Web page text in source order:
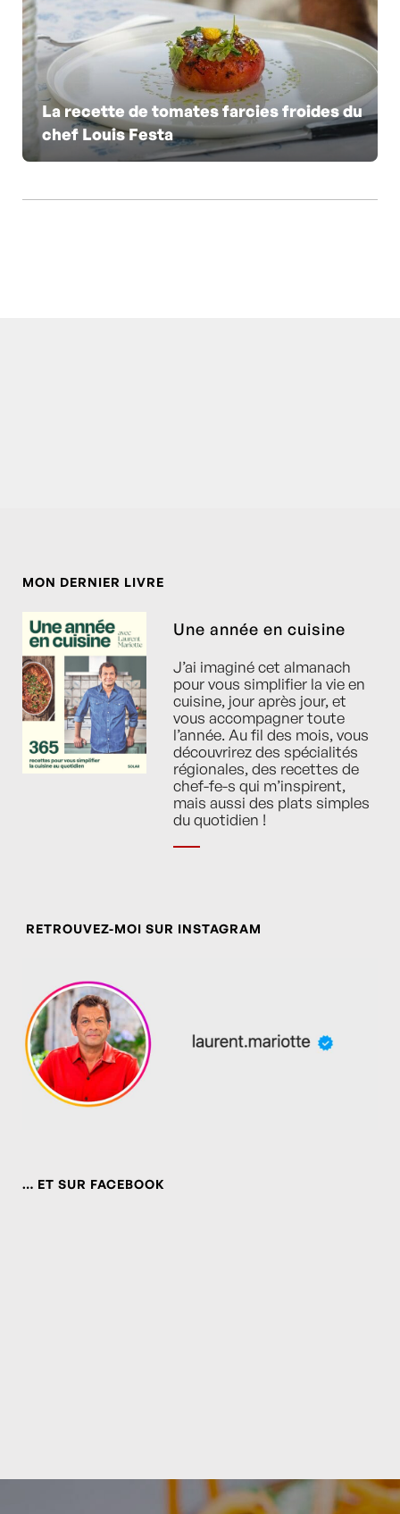
La recette de tomates farcies froides du
chef Louis Festa
MON DERNIER LIVRE
Une année en cuisine
J’ai imaginé cet almanach
pour vous simplifier la vie en
cuisine, jour après jour, et
vous accompagner toute
l’année. Au fil des mois, vous
découvrirez des spécialités
régionales, des recettes de
chef-fe-s qui m’inspirent,
mais aussi des plats simples
du quotidien !
RETROUVEZ-MOI SUR INSTAGRAM
… ET SUR FACEBOOK